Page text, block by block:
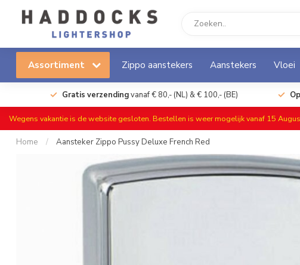
Assortiment Zippo aanstekers Aanstekers Vloei
Gratis verzendingvanaf € 80,- (NL) & € 100,- (BE)
Wegens vakantie is de website gesloten. Bestellen is weer mogelijk vanaf 15
Home / Aansteker Zippo Pussy Deluxe French Red